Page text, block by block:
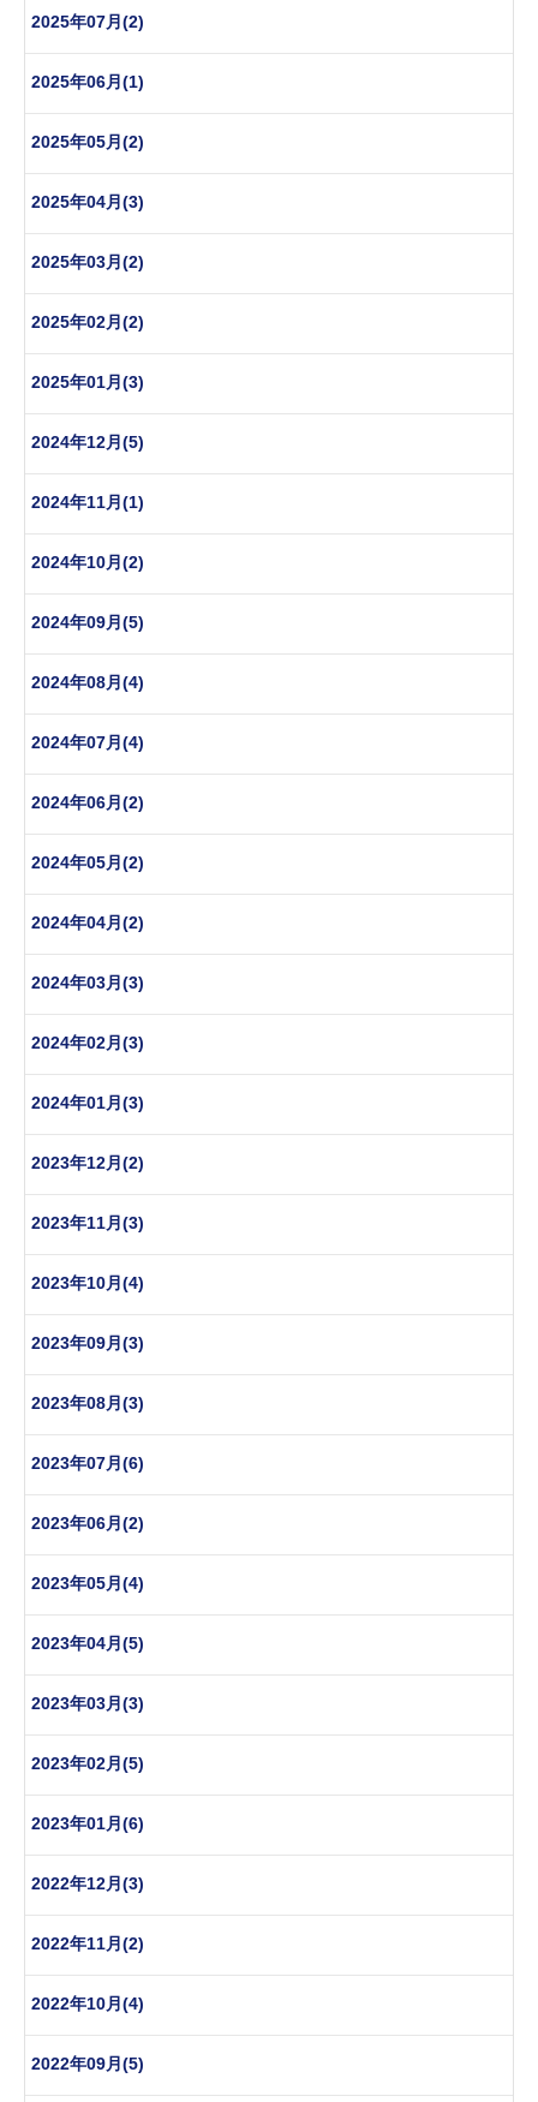
2025年07月(2)
2025年06月(1)
2025年05月(2)
2025年04月(3)
2025年03月(2)
2025年02月(2)
2025年01月(3)
2024年12月(5)
2024年11月(1)
2024年10月(2)
2024年09月(5)
2024年08月(4)
2024年07月(4)
2024年06月(2)
2024年05月(2)
2024年04月(2)
2024年03月(3)
2024年02月(3)
2024年01月(3)
2023年12月(2)
2023年11月(3)
2023年10月(4)
2023年09月(3)
2023年08月(3)
2023年07月(6)
2023年06月(2)
2023年05月(4)
2023年04月(5)
2023年03月(3)
2023年02月(5)
2023年01月(6)
2022年12月(3)
2022年11月(2)
2022年10月(4)
2022年09月(5)